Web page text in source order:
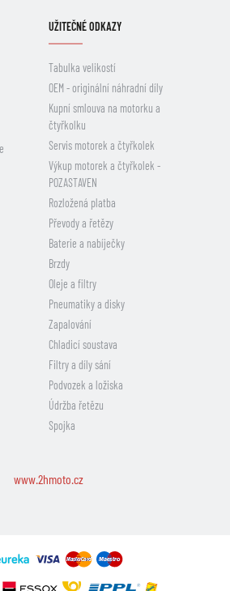
UŽITEČNÉ ODKAZY
Tabulka velikostí
OEM - originální náhradní díly
Kupní smlouva na motorku a
čtyřkolku
Servis motorek a čtyřkolek
Výkup motorek a čtyřkolek -
POZASTAVEN
Rozložená platba
Převody a řetězy
Baterie a nabíječky
Brzdy
Oleje a filtry
Pneumatiky a disky
Zapalování
Chladicí soustava
Filtry a díly sání
Podvozek a ložiska
Údržba řetězu
Spojka
www.2hmoto.cz